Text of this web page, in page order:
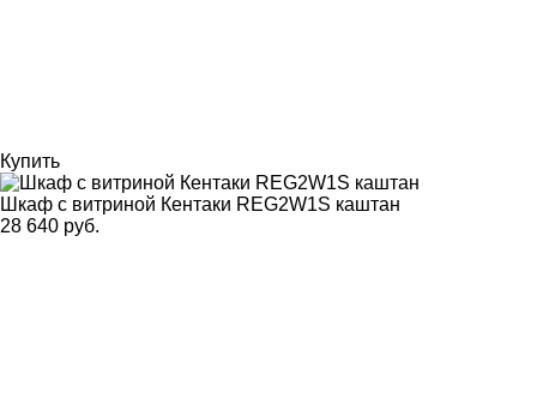
Купить
Шкаф с витриной Кентаки REG2W1S каштан
28 640 руб.